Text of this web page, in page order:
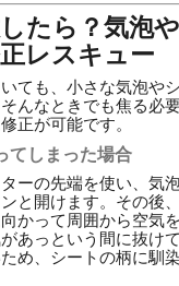
たら？気泡
レスキュー
ても、小さな気泡や
んなときでも焦る必
正が可能です。
てしまった場合
ーの先端を使い、気
と開けます。その後
かって周囲から空気
あっという間に抜け
め、シートの柄に馴